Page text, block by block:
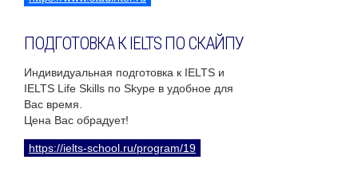
ПОДГОТОВКА К IELTS ПО СКАЙПУ
Индивидуальная подготовка к IELTS и
IELTS Life Skills по Skype в удобное для
Вас время.
Цена Вас обрадует!
https://ielts-school.ru/program/19